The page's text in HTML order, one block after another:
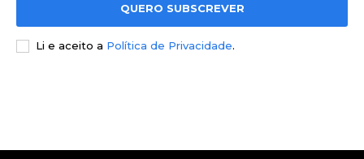
QUERO SUBSCREVER
Li e aceito a Política de Privacidade.